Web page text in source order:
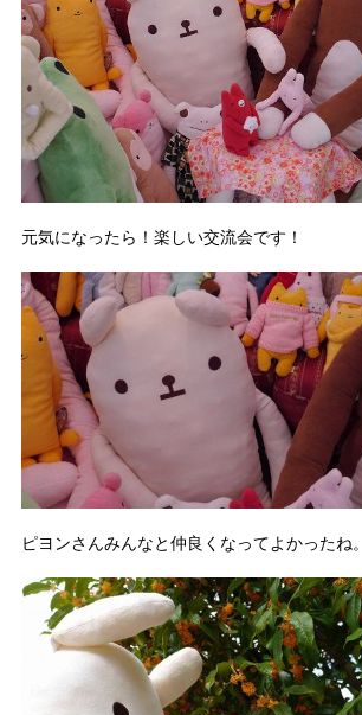
元気になったら！楽しい交流会です！
ピヨンさんみんなと仲良くなってよかったね。